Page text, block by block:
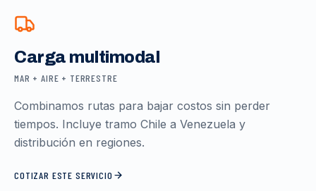
Carga multimodal
MAR + AIRE + TERRESTRE
Combinamos rutas para bajar costos sin perder
tiempos. Incluye tramo Chile a Venezuela y
distribución en regiones.
COTIZAR ESTE SERVICIO